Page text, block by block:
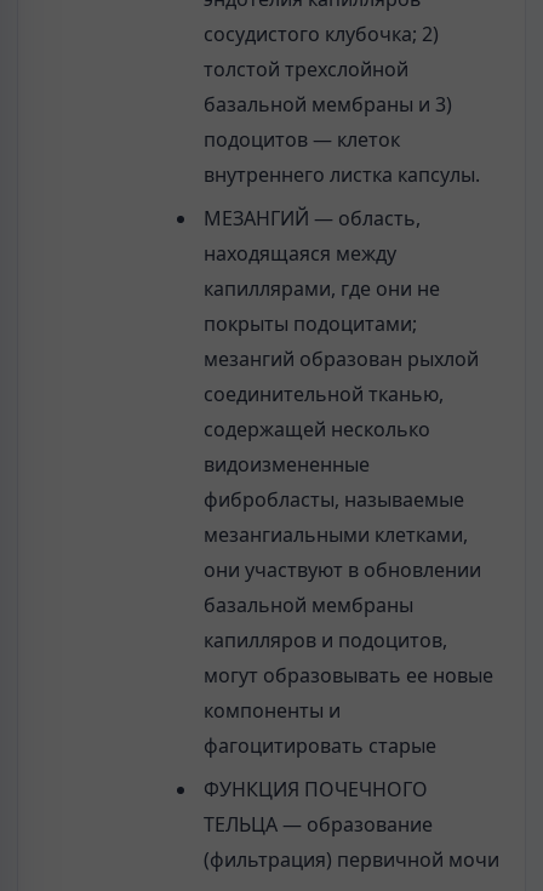
сосудистого клубочка; 2)
толстой трехслойной
базальной мембраны и 3)
подоцитов — клеток
внутреннего листка капсулы.
МЕЗАНГИЙ — область,
находящаяся между
капиллярами, где они не
покрыты подоцитами;
мезангий образован рыхлой
соединительной тканью,
содержащей несколько
видоизмененные
фибробласты, называемые
мезангиальными клетками,
они участвуют в обновлении
базальной мембраны
капилляров и подоцитов,
могут образовывать ее новые
компоненты и
фагоцитировать старые
ФУНКЦИЯ ПОЧЕЧНОГО
ТЕЛЬЦА — образование
(фильтрация) первичной мочи